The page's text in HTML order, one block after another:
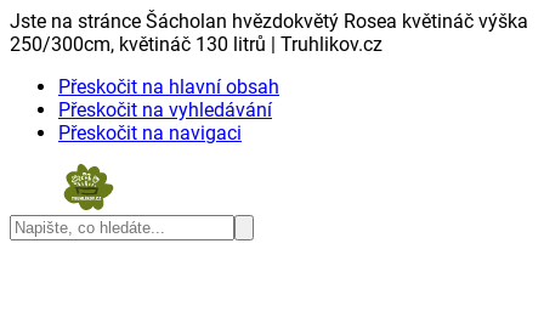
Jste na stránce Šácholan hvězdokvětý Rosea květináč výška
250/300cm, květináč 130 litrů | Truhlikov.cz
Přeskočit na hlavní obsah
Přeskočit na vyhledávání
Přeskočit na navigaci